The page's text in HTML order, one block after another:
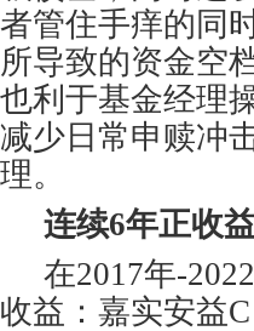
者管住手痒的同
所导致的资金空
也利于基金经理
减少日常申赎冲
理。
连续6年正收
在2017年-
收益：嘉实安益